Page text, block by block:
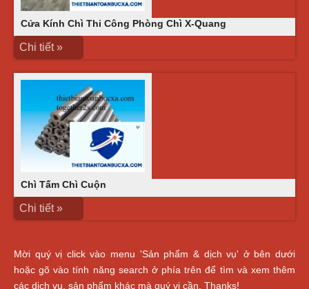
Cửa Kính Chì Thi Công Phòng Chì X-Quang
Chi tiết »
Chì Tấm Chì Cuộn
Chi tiết »
Mời quý vị click vào menu 'Sản phẩm & dịch vụ' ở bên dưới
hoặc gõ vào tính năng search ở phía trên để tìm và xem thêm
các dịch vụ, sản phẩm khác mà quý vị cần. Thanks!